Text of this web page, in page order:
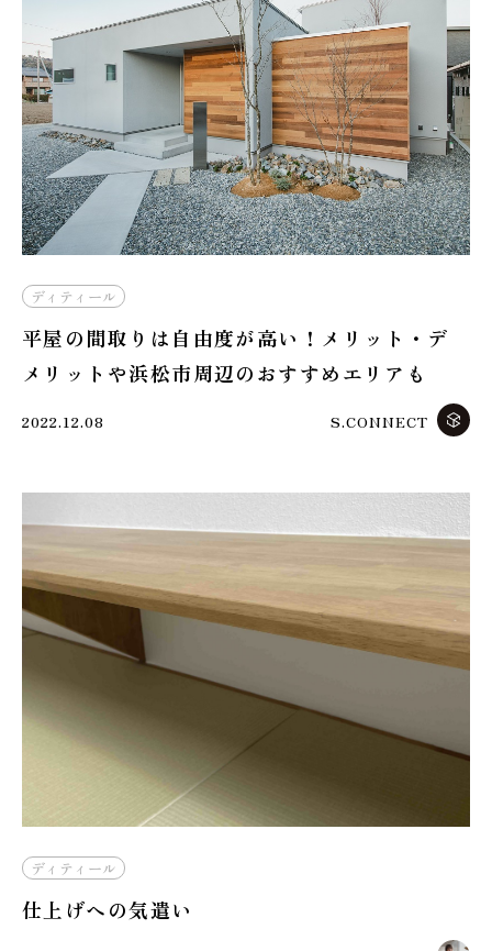
ディティール
平屋の間取りは自由度が高い！メリット・デ
メリットや浜松市周辺のおすすめエリアも
2022.12.08 S.CONNECT
ディティール
仕上げへの気遣い